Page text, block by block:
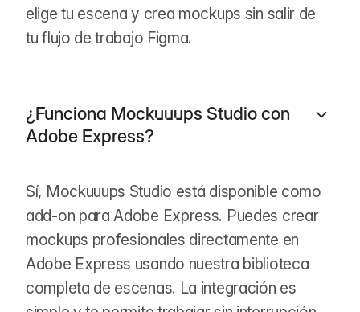
elige tu escena y crea mockups sin salir de
tu flujo de trabajo Figma.
¿Funciona Mockuuups Studio con
Adobe Express?
Sí, Mockuuups Studio está disponible como
add-on para Adobe Express. Puedes crear
mockups profesionales directamente en
Adobe Express usando nuestra biblioteca
completa de escenas. La integración es